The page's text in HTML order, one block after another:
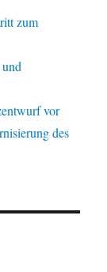
zum
vor
des